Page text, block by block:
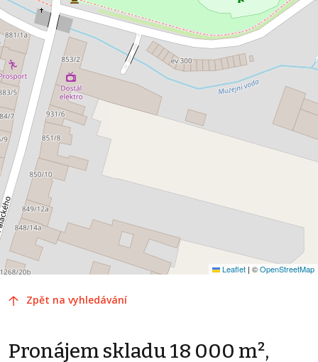
Leaflet | ©OpenStreetMap
Zpět na vyhledávání
Pronájem skladu 18 000 m²,